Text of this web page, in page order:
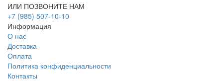
ИЛИ ПОЗВОНИТЕ НАМ
+7 (985) 507-10-10
Информация
О нас
Доставка
Оплата
Политика конфиденциальности
Контакты